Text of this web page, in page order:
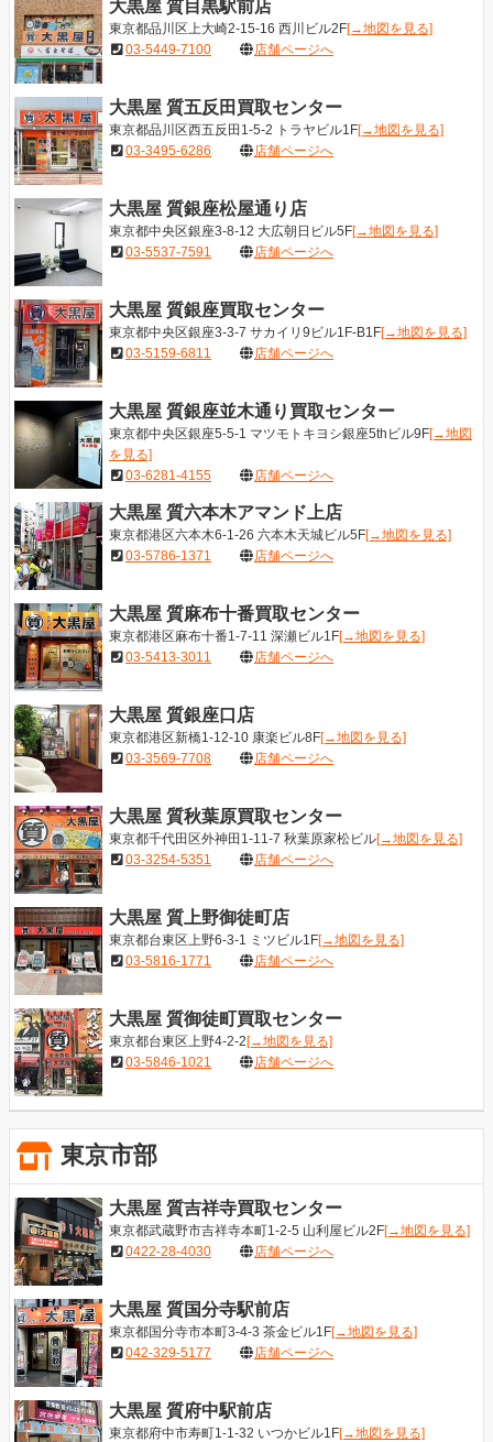
大黒屋 質目黒駅前店
東京都品川区上大崎2-15-16 西川ビル2F[→地図を見る]
03-5449-7100
店舗ページへ
大黒屋 質五反田買取センター
東京都品川区西五反田1-5-2 トラヤビル1F[→地図を見る]
03-3495-6286
店舗ページへ
大黒屋 質銀座松屋通り店
東京都中央区銀座3-8-12 大広朝日ビル5F[→地図を見る]
03-5537-7591
店舗ページへ
大黒屋 質銀座買取センター
東京都中央区銀座3-3-7 サカイリ9ビル1F-B1F[→地図を見る]
03-5159-6811
店舗ページへ
大黒屋 質銀座並木通り買取センター
東京都中央区銀座5-5-1 マツモトキヨシ銀座5thビル9F[→地図
を見る]
03-6281-4155
店舗ページへ
大黒屋 質六本木アマンド上店
東京都港区六本木6-1-26 六本木天城ビル5F[→地図を見る]
03-5786-1371
店舗ページへ
大黒屋 質麻布十番買取センター
東京都港区麻布十番1-7-11 深瀬ビル1F[→地図を見る]
03-5413-3011
店舗ページへ
大黒屋 質銀座口店
東京都港区新橋1-12-10 康楽ビル8F[→地図を見る]
03-3569-7708
店舗ページへ
大黒屋 質秋葉原買取センター
東京都千代田区外神田1-11-7 秋葉原家松ビル[→地図を見る]
03-3254-5351
店舗ページへ
大黒屋 質上野御徒町店
東京都台東区上野6-3-1 ミツビル1F[→地図を見る]
03-5816-1771
店舗ページへ
大黒屋 質御徒町買取センター
東京都台東区上野4-2-2[→地図を見る]
03-5846-1021
店舗ページへ
東京市部
大黒屋 質吉祥寺買取センター
東京都武蔵野市吉祥寺本町1-2-5 山利屋ビル2F[→地図を見る]
0422-28-4030
店舗ページへ
大黒屋 質国分寺駅前店
東京都国分寺市本町3-4-3 茶金ビル1F[→地図を見る]
042-329-5177
店舗ページへ
大黒屋 質府中駅前店
東京都府中市寿町1-1-32 いつかビル1F[→地図を見る]